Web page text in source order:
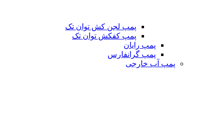
پمپ لجن کش توان تک
پمپ کفکش توان تک
پمپ رایان
پمپ گرانفارس
پمپ آب خارجی